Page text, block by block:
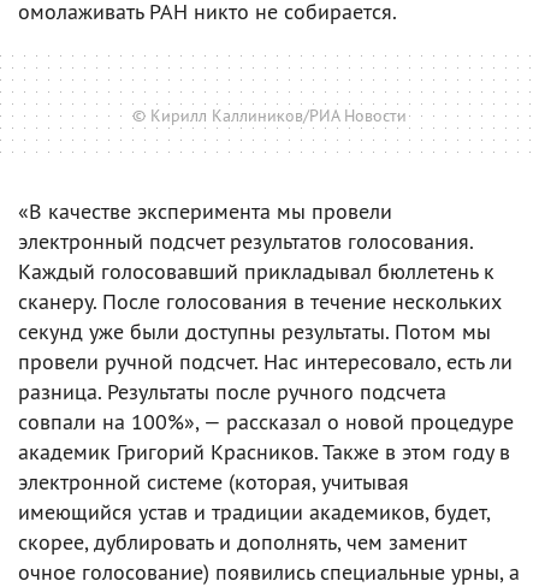
омолаживать РАН никто не собирается.
© Кирилл Каллиников/РИА Новости
«В качестве эксперимента мы провели
электронный подсчет результатов голосования.
Каждый голосовавший прикладывал бюллетень к
сканеру. После голосования в течение нескольких
секунд уже были доступны результаты. Потом мы
провели ручной подсчет. Нас интересовало, есть ли
разница. Результаты после ручного подсчета
совпали на 100%», — рассказал о новой процедуре
академик Григорий Красников. Также в этом году в
электронной системе (которая, учитывая
имеющийся устав и традиции академиков, будет,
скорее, дублировать и дополнять, чем заменит
очное голосование) появились специальные урны, а